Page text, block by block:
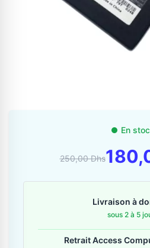
Appelez-nous au
06 36 88 27 81
Envoyer un message
En
250,00 Dhs
Livraison à
sous 2 à 5
Retrait Access